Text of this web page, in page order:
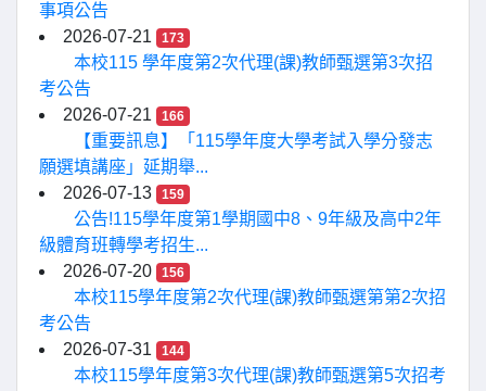
事項公告
2026-07-21
173
本校115 學年度第2次代理(課)教師甄選第3次招
考公告
2026-07-21
166
【重要訊息】「115學年度大學考試入學分發志
願選填講座」延期舉...
2026-07-13
159
公告!115學年度第1學期國中8、9年級及高中2年
級體育班轉學考招生...
2026-07-20
156
本校115學年度第2次代理(課)教師甄選第第2次招
考公告
2026-07-31
144
本校115學年度第3次代理(課)教師甄選第5次招考